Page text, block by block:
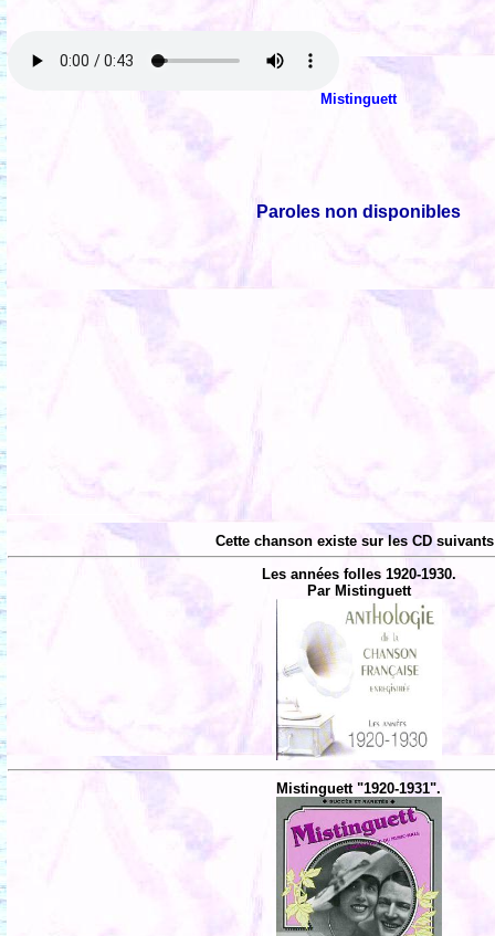
Mistinguett
Paroles non disponibles
Cette chanson existe sur les CD
Les années folles 1920-1930.
Par Mistinguett
Mistinguett "1920-1931".